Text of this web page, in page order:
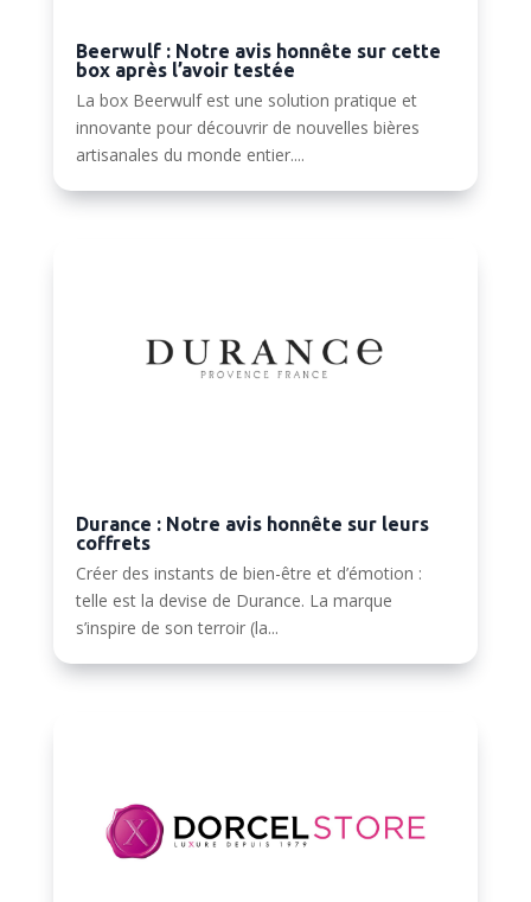
Beerwulf : Notre avis honnête sur cette
box après l’avoir testée
La box Beerwulf est une solution pratique et
innovante pour découvrir de nouvelles bières
artisanales du monde entier....
Durance : Notre avis honnête sur leurs
coffrets
Créer des instants de bien-être et d’émotion :
telle est la devise de Durance. La marque
s’inspire de son terroir (la...